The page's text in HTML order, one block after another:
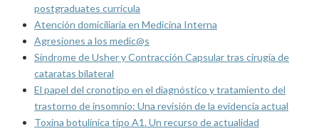
postgraduates curricula
Atención domiciliaria en Medicina Interna
Agresiones a los medic@s
Síndrome de Usher y Contracción Capsular tras cirugía de
cataratas bilateral
El papel del cronotipo en el diagnóstico y tratamiento del
trastorno de insomnio: Una revisión de la evidencia actual
Toxina botulínica tipo A1. Un recurso de actualidad